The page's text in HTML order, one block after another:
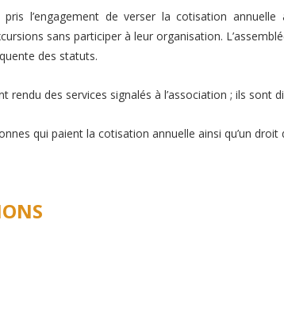
l’engagement de verser la cotisation
sans participer à leur organisation.
des statuts.
rendu des services signalés à l’association ; ils sont
qui paient la cotisation annuelle ainsi qu’un